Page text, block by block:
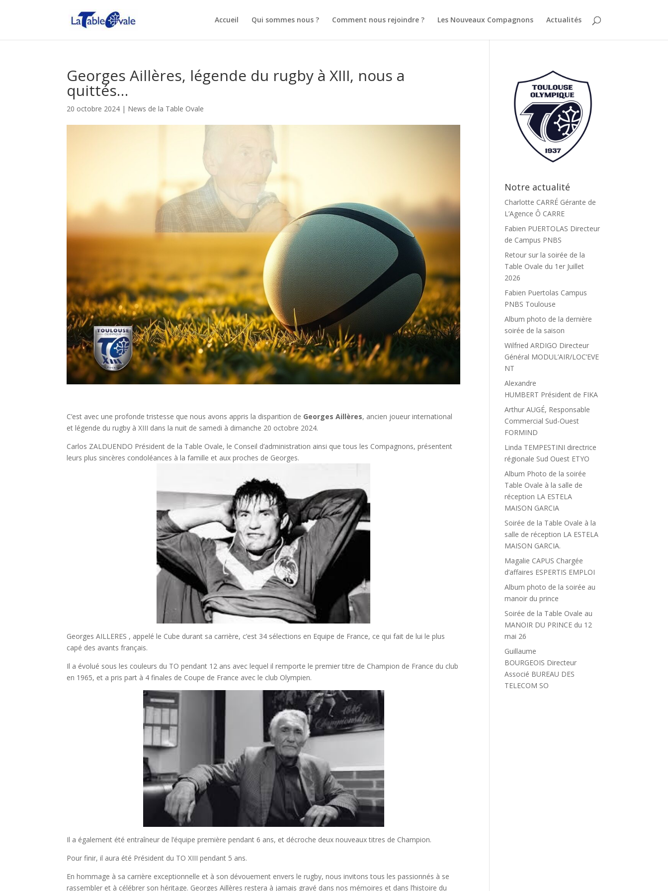
Accueil Qui sommes nous ? Comment nous rejoindre ? Les Nouveaux Compagnons Actualités
Georges Aillères, légende du rugby à XIII, nous a
quittés…
20 octobre 2024 | News de la Table Ovale
C’est avec une profonde tristesse que nous avons appris la disparition de Georges Aillères, ancien joueur international
et légende du rugby à XIII dans la nuit de samedi à dimanche 20 octobre 2024.
Carlos ZALDUENDO Président de la Table Ovale, le Conseil d’administration ainsi que tous les Compagnons,présentent
leurs plus sincères condoléances à la famille et aux proches de Georges.
Georges AILLERES , appelé le Cube durant sa carrière, c’est 34 sélections en Equipe de France, ce qui fait de lui le plus
capé des avants français.
Il a évolué sous les couleurs du TO pendant 12 ans avec lequel il remporte le premier titre de Champion de France du club
en 1965, et a pris part à 4 finales de Coupe de France avec le club Olympien.
Il a également été entraîneur de l’équipe première pendant 6 ans, et décroche deux nouveaux titres de Champion.
Pour finir, il aura été Président du TO XIII pendant 5 ans.
En hommage à sa carrière exceptionnelle et à son dévouement envers le rugby, nous invitons tous les passionnés à se
rassembler et à célébrer son héritage. Georges Aillères restera à jamais gravé dans nos mémoires et dans l’histoire du
Notre actualité
Charlotte CARRÉ Gérante de
L’Agence Ô CARRE
Fabien PUERTOLAS Directeur
de Campus PNBS
Retour sur la soirée de la
Table Ovale du 1er Juillet
2026
Fabien Puertolas Campus
PNBS Toulouse
Album photo de la dernière
soirée de la saison
Wilfried ARDIGO Directeur
Général MODUL’AIR/LOC’EVE
NT
Alexandre
HUMBERT Président de FIKA
Arthur AUGÉ, Responsable
Commercial Sud-Ouest
FORMIND
Linda TEMPESTINI directrice
régionale Sud Ouest ETYO
Album Photo de la soirée
Table Ovale à la salle de
réception LA ESTELA
MAISON GARCIA
Soirée de la Table Ovale à la
salle de réception LA ESTELA
MAISON GARCIA.
Magalie CAPUS Chargée
d’affaires ESPERTIS EMPLOI
Album photo de la soirée au
manoir du prince
Soirée de la Table Ovale au
MANOIR DU PRINCE du 12
mai 26
Guillaume
BOURGEOIS Directeur
Associé BUREAU DES
TELECOM SO